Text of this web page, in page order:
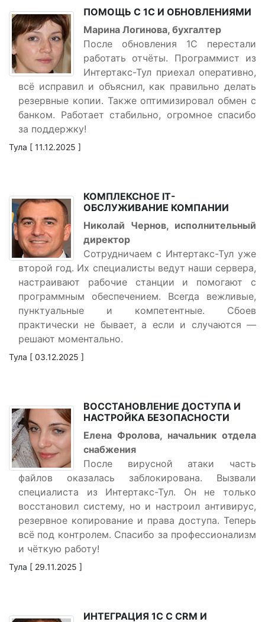
ПОМОЩЬ С 1С И ОБНОВЛЕНИЯМИ
Марина Логинова, бухгалтер
После обновления 1С перестали
работать отчёты. Программист из
Интертакс-Тул приехал оперативно,
всё исправил и объяснил, как правильно делать
резервные копии. Также оптимизировал обмен с
банком. Работает стабильно, огромное спасибо
за поддержку!
Тула [ 11.12.2025 ]
КОМПЛЕКСНОЕ IT-
ОБСЛУЖИВАНИЕ КОМПАНИИ
Николай Чернов, исполнительный
директор
Сотрудничаем с Интертакс-Тул уже
второй год. Их специалисты ведут наши сервера,
настраивают рабочие станции и помогают с
программным обеспечением. Всегда вежливые,
пунктуальные и компетентные. Сбоев
практически не бывает, а если и случаются —
решают моментально.
Тула [ 03.12.2025 ]
ВОССТАНОВЛЕНИЕ ДОСТУПА И
НАСТРОЙКА БЕЗОПАСНОСТИ
Елена Фролова, начальник отдела
снабжения
После вирусной атаки часть
файлов оказалась заблокирована. Вызвали
специалиста из Интертакс-Тул. Он не только
восстановил систему, но и настроил антивирус,
резервное копирование и права доступа. Теперь
всё под контролем. Спасибо за профессионализм
и чёткую работу!
Тула [ 29.11.2025 ]
ИНТЕГРАЦИЯ 1С С CRM И